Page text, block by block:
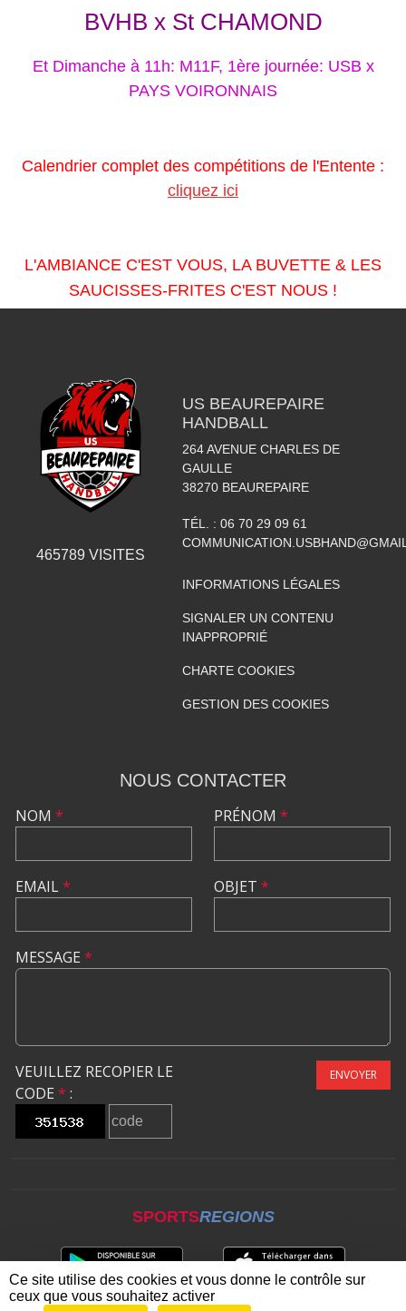
BVHB x St CHAMOND
Et Dimanche à 11h: M11F, 1ère journée: USB x
PAYS VOIRONNAIS
Calendrier complet des compétitions de l'Entente :
cliquez ici
L'AMBIANCE C'EST VOUS, LA BUVETTE & LES
SAUCISSES-FRITES C'EST NOUS !
465789 VISITES
US BEAUREPAIRE
HANDBALL
264 AVENUE CHARLES DE
GAULLE
38270 BEAUREPAIRE
TÉL. : 06 70 29 09 61
INFORMATIONS LÉGALES
SIGNALER UN CONTENU
INAPPROPRIÉ
CHARTE COOKIES
GESTION DES COOKIES
NOUS CONTACTER
NOM *
EMAIL*
PRÉNOM *
OBJET *
MESSAGE *
VEUILLEZ RECOPIER LE
CODE * :
ENVOYER
SPORTSREGIONS
Ce site utilise des cookies et vous donne le contrôle sur
ceux que vous souhaitez activer